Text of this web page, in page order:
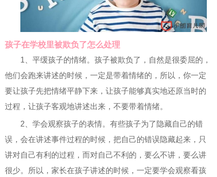
孩子在学校里被欺负了怎么处理
1、平缓孩子的情绪。孩子被欺负了，自然是很委屈的，
他们会跑来讲述的时候，一定是带着情绪的，所以，你一定
要让孩子先把情绪平静下来，让孩子能够真实地还原当时的
过程，让孩子客观地讲述出来，不要带着情绪。
2、学会观察孩子的表情。有些孩子为了隐藏自己的错
误，会在讲述事件过程的时候，把自己的错误隐藏起来，只
讲对自己有利的过程，而对自己不利的，要么不讲，要么讲
很少。所以，家长在孩子讲述的时候，一定要学会观察看孩